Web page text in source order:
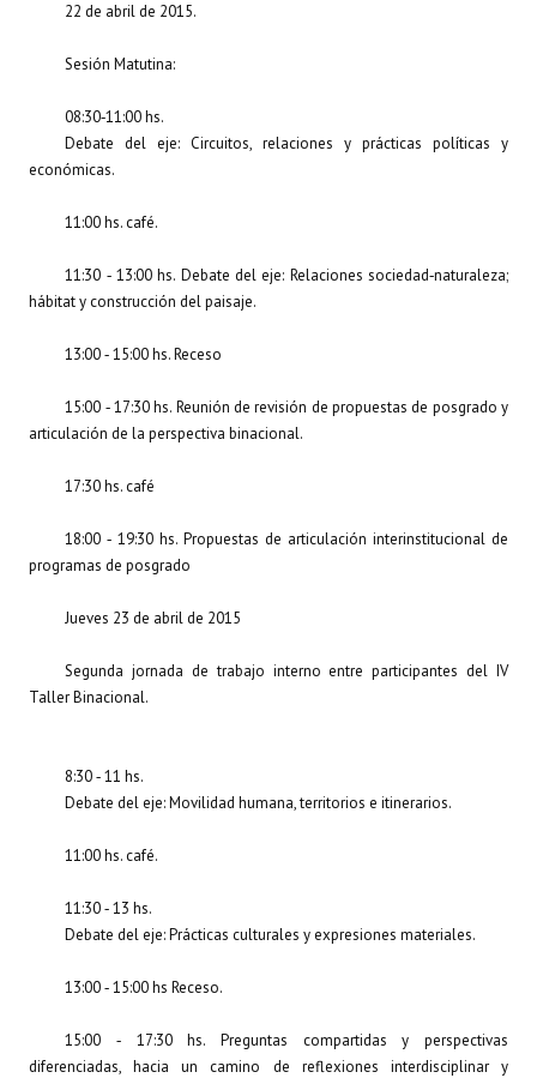
22 de abril de 2015.
Sesión Matutina:
08:30‐11:00 hs.
Debate del eje: Circuitos, relaciones y prácticas políticas y
económicas.
11:00 hs. café.
11:30 ‐ 13:00 hs. Debate del eje: Relaciones sociedad‐naturaleza;
hábitat y construcción del paisaje.
13:00 ‐ 15:00 hs. Receso
15:00 ‐ 17:30 hs. Reunión de revisión de propuestas de posgrado y
articulación de la perspectiva binacional.
17:30 hs. café
18:00 ‐ 19:30 hs. Propuestas de articulación interinstitucional de
programas de posgrado
Jueves 23 de abril de 2015
Segunda jornada de trabajo interno entre participantes del IV
Taller Binacional.
8:30 ‐ 11 hs.
Debate del eje: Movilidad humana, territorios e itinerarios.
11:00 hs. café.
11:30 ‐ 13 hs.
Debate del eje: Prácticas culturales y expresiones materiales.
13:00 ‐ 15:00 hs Receso.
15:00 ‐ 17:30 hs. Preguntas compartidas y perspectivas
diferenciadas, hacia un camino de reflexiones interdisciplinar y